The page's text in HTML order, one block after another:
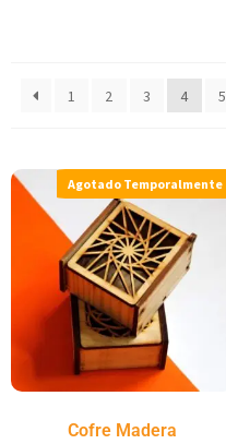
1 2 3 4 5
Agotado Temporalmente
Cofre Madera